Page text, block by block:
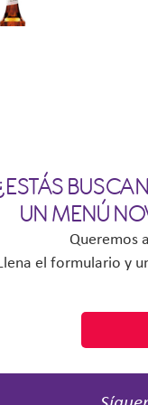
UN MENÚ
Queremos
el formulario y